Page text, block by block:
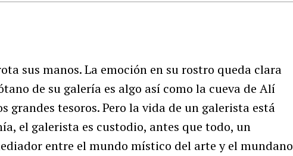
sus manos. La emoción en su rostro queda clara
de su galería es algo así como la cueva de Alí
grandes tesoros. Pero la vida de un galerista está
el galerista es custodio, antes que todo, un
entre el mundo místico del arte y el mundano